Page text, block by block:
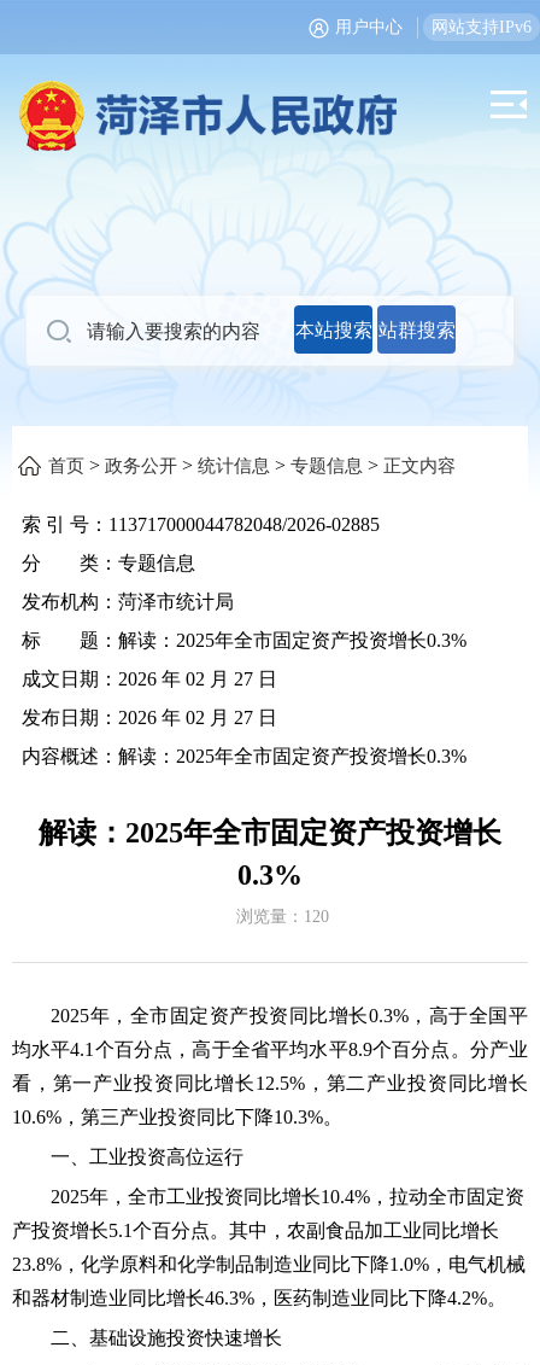
用户中心 网站支持IPv6
本站搜索 站群搜索
首页 > 政务公开 > 统计信息 > 专题信息 > 正文内容
索 引 号： 113717000044782048/2026-02885
分 类： 专题信息
发布机构： 菏泽市统计局
标 题： 解读：2025年全市固定资产投资增长0.3%
成文日期： 2026 年 02 月 27 日
发布日期： 2026 年 02 月 27 日
内容概述： 解读：2025年全市固定资产投资增长0.3%
解读：2025年全市固定资产投资增长
0.3%
浏览量： 120
2025年，全市固定资产投资同比增长0.3%，高于全国平
均水平4.1个百分点，高于全省平均水平8.9个百分点。分产业
看，第一产业投资同比增长12.5%，第二产业投资同比增长
10.6%，第三产业投资同比下降10.3%。
一、 工业投资高位运行
2025年，全市工业投资同比增长10.4%，拉动全市固定资
产投资增长5.1个百分点。其中，农副食品加工业同比增长
23.8%，化学原料和化学制品制造业同比下降1.0%，电气机械
和器材制造业同比增长46.3%，医药制造业同比下降4.2%。
二
基础设施投资快速增长